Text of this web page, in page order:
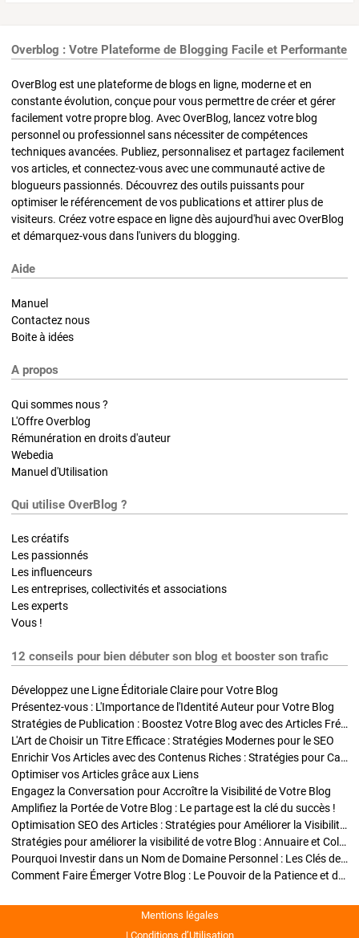
Overblog : Votre Plateforme de Blogging Facile et Performante
OverBlog est une plateforme de blogs en ligne, moderne et en
constante évolution, conçue pour vous permettre de créer et gérer
facilement votre propre blog. Avec OverBlog, lancez votre blog
personnel ou professionnel sans nécessiter de compétences
techniques avancées. Publiez, personnalisez et partagez facilement
vos articles, et connectez-vous avec une communauté active de
blogueurs passionnés. Découvrez des outils puissants pour
optimiser le référencement de vos publications et attirer plus de
visiteurs. Créez votre espace en ligne dès aujourd'hui avec OverBlog
et démarquez-vous dans l'univers du blogging.
Aide
Manuel
Contactez nous
Boite à idées
A propos
Qui sommes nous ?
L'Offre Overblog
Rémunération en droits d'auteur
Webedia
Manuel d'Utilisation
Qui utilise OverBlog ?
Les créatifs
Les passionnés
Les influenceurs
Les entreprises, collectivités et associations
Les experts
Vous !
12 conseils pour bien débuter son blog et booster son trafic
Développez une Ligne Éditoriale Claire pour Votre Blog
Présentez-vous : L'Importance de l'Identité Auteur pour Votre Blog
Stratégies de Publication : Boostez Votre Blog avec des Articles Fréquents et Exclusifs
L'Art de Choisir un Titre Efficace : Stratégies Modernes pour le SEO
Enrichir Vos Articles avec des Contenus Riches : Stratégies pour Captiver et Optimiser
Optimiser vos Articles grâce aux Liens
Engagez la Conversation pour Accroître la Visibilité de Votre Blog
Amplifiez la Portée de Votre Blog : Le partage est la clé du succès !
Optimisation SEO des Articles : Stratégies pour Améliorer la Visibilité de Votre Blog
Stratégies pour améliorer la visibilité de votre Blog : Annuaire et Collaborations
Pourquoi Investir dans un Nom de Domaine Personnel : Les Clés de la Réussite de Votre Blog
Comment Faire Émerger Votre Blog : Le Pouvoir de la Patience et de la Persévérance
Mentions légales
Conditions d’Utilisation